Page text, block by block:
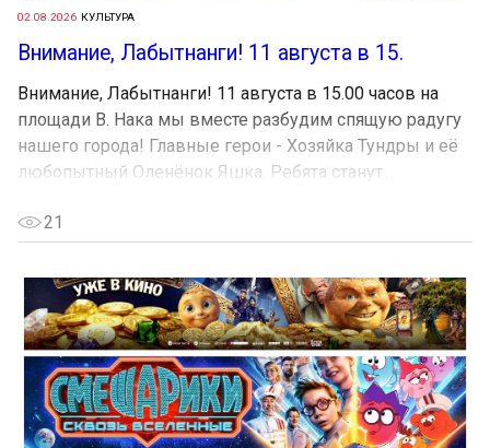
02.08.2026 КУЛЬТУРА
Внимание, Лабытнанги! 11 августа в 15.
Внимание, Лабытнанги! 11 августа в 15.00 часов на
площади В. Нака мы вместе разбудим спящую радугу
нашего города! Главные герои - Хозяйка Тундры и её
любопытный Оленёнок Яшка. Ребята станут...
21